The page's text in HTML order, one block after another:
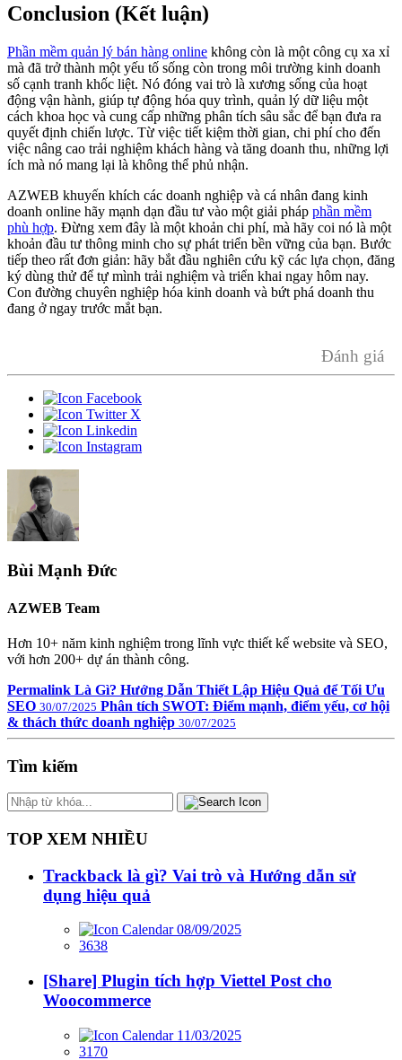
Conclusion (Kết luận)
Phần mềm quản lý bán hàng online không còn là một công cụ xa xỉ
mà đã trở thành một yếu tố sống còn trong môi trường kinh doanh
số cạnh tranh khốc liệt. Nó đóng vai trò là xương sống của hoạt
động vận hành, giúp tự động hóa quy trình, quản lý dữ liệu một
cách khoa học và cung cấp những phân tích sâu sắc để bạn đưa ra
quyết định chiến lược. Từ việc tiết kiệm thời gian, chi phí cho đến
việc nâng cao trải nghiệm khách hàng và tăng doanh thu, những lợi
ích mà nó mang lại là không thể phủ nhận.
AZWEB khuyến khích các doanh nghiệp và cá nhân đang kinh
doanh online hãy mạnh dạn đầu tư vào một giải pháp phần mềm
phù hợp. Đừng xem đây là một khoản chi phí, mà hãy coi nó là một
khoản đầu tư thông minh cho sự phát triển bền vững của bạn. Bước
tiếp theo rất đơn giản: hãy bắt đầu nghiên cứu kỹ các lựa chọn, đăng
ký dùng thử để tự mình trải nghiệm và triển khai ngay hôm nay.
Con đường chuyên nghiệp hóa kinh doanh và bứt phá doanh thu
đang ở ngay trước mắt bạn.
Đánh giá
Bùi Mạnh Đức
AZWEB Team
Hơn 10+ năm kinh nghiệm trong lĩnh vực thiết kế website và SEO,
với hơn 200+ dự án thành công.
Permalink Là Gì? Hướng Dẫn Thiết Lập Hiệu Quả để Tối Ưu
SEO 30/07/2025 Phân tích SWOT: Điểm mạnh, điểm yếu, cơ hội
& thách thức doanh nghiệp 30/07/2025
Tìm kiếm
TOP XEM NHIỀU
Trackback là gì? Vai trò và Hướng dẫn sử
dụng hiệu quả
08/09/2025
3638
[Share] Plugin tích hợp Viettel Post cho
Woocommerce
11/03/2025
3170